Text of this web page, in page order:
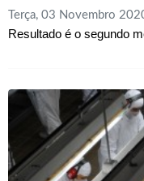
Terça, 03 Novembro
Resultado é o segundo